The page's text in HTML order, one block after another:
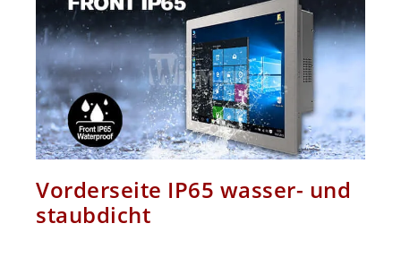
Vorderseite IP65 wasser- und
staubdicht